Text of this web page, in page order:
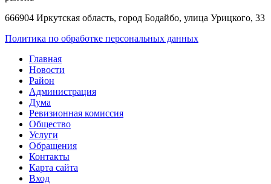
666904 Иркутская область, город Бодайбо, улица Урицкого, 33
Политика по обработке персональных данных
Главная
Новости
Район
Администрация
Дума
Ревизионная комиссия
Общество
Услуги
Обращения
Контакты
Карта сайта
Вход